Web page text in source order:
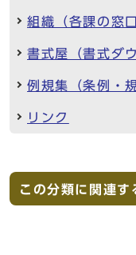
組織（各課の窓口
書式屋（書式ダ
例規集（条例・
リンク
この分類に関連す